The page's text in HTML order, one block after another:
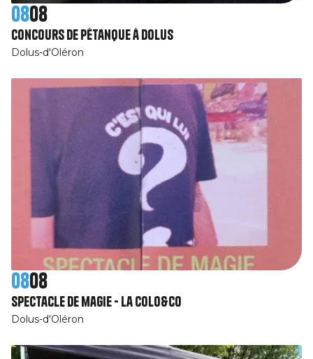
0808
Concours de pétanque à Dolus
Dolus-d'Oléron
0808
Spectacle de magie - La Colo&Co
Dolus-d'Oléron